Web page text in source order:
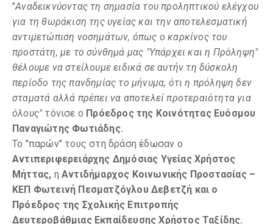
"Αναδεικνύοντας τη σημασία του προληπτικού ελέγχου
για τη θωράκιση της υγείας και την αποτελεσματική
αντιμετώπιση νοσημάτων, όπως ο καρκίνος του
προστάτη, με το σύνθημά μας "Υπάρχει και η Πρόληψη"
θέλουμε να στείλουμε ειδικά σε αυτήν τη δύσκολη
περίοδο της πανδημίας το μήνυμα, ότι η πρόληψη δεν
σταματά αλλά πρέπει να αποτελεί προτεραιότητα για
όλους" τόνισε ο Πρόεδρος της Κοινότητας Ευόσμου
Παναγιώτης Φωτιάδης.
Το "παρών" τους στη δράση έδωσαν ο
Αντιπεριφερειάρχης Δημόσιας Υγείας Χρήστος
Μήττας, ηΑντιδήμαρχος Κοινωνικής Προστασίας –
ΚΕΠ Φωτεινή Πεσματζόγλου Δεβετζή και ο
Πρόεδρος της Σχολικής Επιτροπής
Δευτεροβάθμιας Εκπαίδευσης Χρήστος Ταξίδης.